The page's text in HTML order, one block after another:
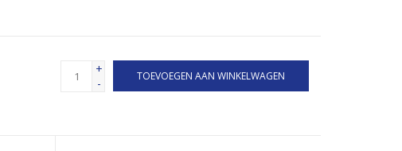
+
-
TOEVOEGEN AAN WINKELWAGEN